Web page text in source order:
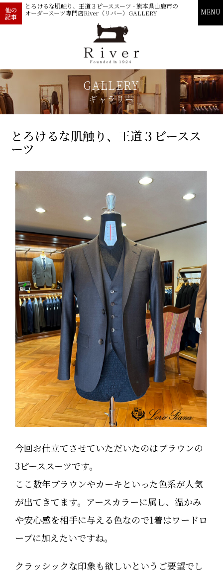
MENU
とろけるな肌触り、王道３ピーススーツ - 熊本県山鹿市の
オーダースーツ専門店River（リバー）GALLERY
他の
記事
GALLERY
ギャラリー
とろけるな肌触り、王道３ピースス
ーツ
今回お仕立てさせていただいたのはブラウンの
3ピーススーツです。
ここ数年ブラウンやカーキといった色系が人気
が出てきてます。アースカラーに属し、温かみ
や安心感を相手に与える色なので1着はワードロ
ーブに加えたいですね。
クラッシックな印象も欲しいというご要望でし